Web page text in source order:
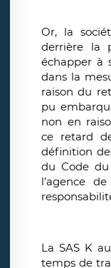
Or, la
derrière la
échapper à
dans la
raison du
pu
non en
ce retard
définition
du Code
l’agence
La SAS K
temps de